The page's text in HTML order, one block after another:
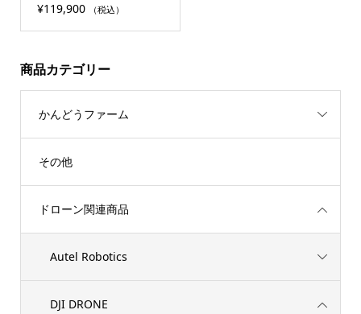
¥119,900 （税込）
商品カテゴリー
かんどうファーム
その他
ドローン関連商品
Autel Robotics
DJI DRONE